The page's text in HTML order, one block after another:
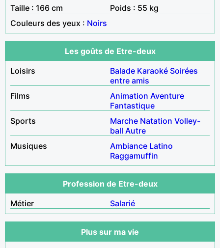
Taille : 166 cm
Poids : 55 kg
Couleurs des yeux : Noirs
Les goûts de Etre-deux
Loisirs
Balade Karaoké Soirées
entre amis
Films
Animation Aventure
Fantastique
Sports
Marche Natation Volley-
ball Autre
Musiques
Ambiance Latino
Raggamuffin
Profession de Etre-deux
Métier
Salarié
Plus sur ma vie